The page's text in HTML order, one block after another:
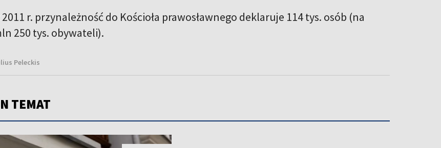
r. przynależność do Kościoła prawosławnego deklaruje 114 tys. osób (na
250 tys. obywateli).
Peleckis
TEMAT